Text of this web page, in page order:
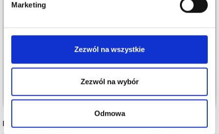
Marketing
Zezwól na wszystkie
Zezwól na wybór
Odmowa
YARN AND COLORS
8,80 zł
Zobacz wszystkie opcje
POLECANE DLA CIEBIE